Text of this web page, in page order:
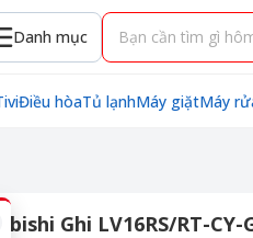
Danh mục
Điều hòaTủ lạnhMáy giặtMáy
Ghi LV16RS/RT-CY-